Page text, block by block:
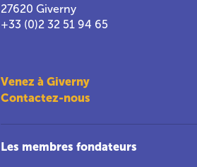
27620 Giverny
+33 (0)2 32 51 94 65
Venez à Giverny
Contactez-nous
Les membres fondateurs